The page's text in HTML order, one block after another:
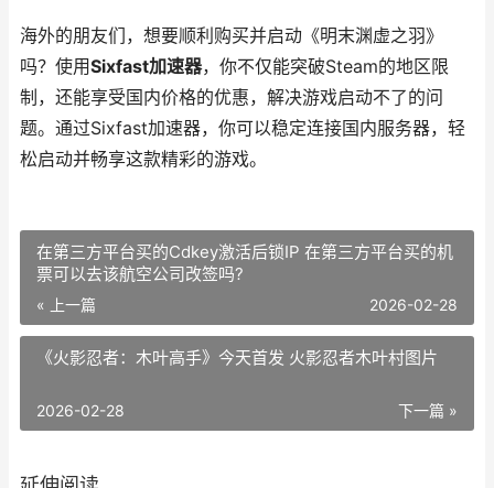
海外的朋友们，想要顺利购买并启动《明末渊虚之羽》
吗？使用Sixfast加速器，你不仅能突破Steam的地区限
制，还能享受国内价格的优惠，解决游戏启动不了的问
题。通过Sixfast加速器，你可以稳定连接国内服务器，轻
松启动并畅享这款精彩的游戏。
在第三方平台买的Cdkey激活后锁IP 在第三方平台买的机
票可以去该航空公司改签吗?
« 上一篇 2026-02-28
《火影忍者：木叶高手》今天首发 火影忍者木叶村图片
下一篇 »
2026-02-28